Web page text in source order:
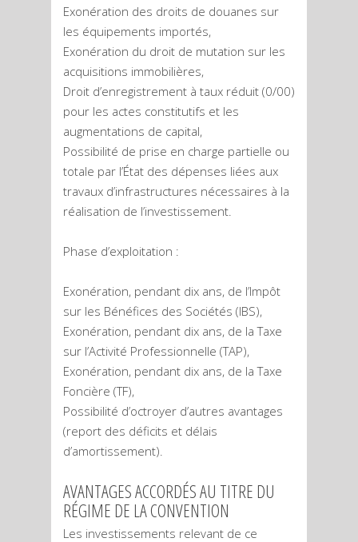
Exonération des droits de douanes sur
les équipements importés,
Exonération du droit de mutation sur les
acquisitions immobilières,
Droit d’enregistrement à taux réduit (0/00)
pour les actes constitutifs et les
augmentations de capital,
Possibilité de prise en charge partielle ou
totale par l’État des dépenses liées aux
travaux d’infrastructures nécessaires à la
réalisation de l’investissement.
Phase d’exploitation :
Exonération, pendant dix ans, de l’Impôt
sur les Bénéfices des Sociétés (IBS),
Exonération, pendant dix ans, de la Taxe
sur l’Activité Professionnelle (TAP),
Exonération, pendant dix ans, de la Taxe
Foncière (TF),
Possibilité d’octroyer d’autres avantages
(report des déficits et délais
d’amortissement).
AVANTAGES ACCORDÉS AU TITRE DU
RÉGIME DE LA CONVENTION
Les investissements relevant de ce